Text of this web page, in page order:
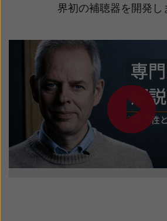
Türkçe
United States
عربي 日本
界初の補聴器を開発し